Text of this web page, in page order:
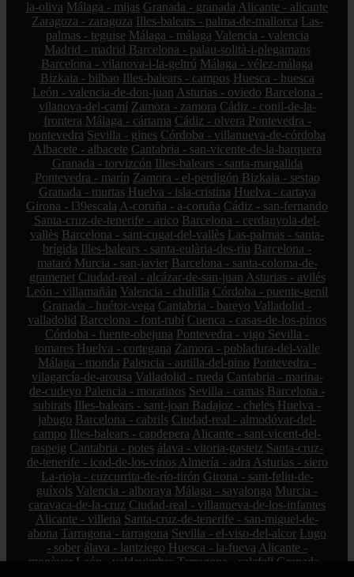
la-oliva Málaga - mijas Granada - granada Alicante - alicante
Zaragoza - zaragoza Illes-balears - palma-de-mallorca Las-
palmas - teguise Málaga - málaga Valencia - valencia
Madrid - madrid Barcelona - palau-solità-i-plegamans
Barcelona - vilanova-i-la-geltrú Málaga - vélez-málaga
Bizkaia - bilbao Illes-balears - campos Huesca - huesca
León - valencia-de-don-juan Asturias - oviedo Barcelona -
vilanova-del-camí Zamora - zamora Cádiz - conil-de-la-
frontera Málaga - cártama Cádiz - olvera Pontevedra -
pontevedra Sevilla - gines Córdoba - villanueva-de-córdoba
Albacete - albacete Cantabria - san-vicente-de-la-barquera
Granada - torvizcón Illes-balears - santa-margalida
Pontevedra - marín Zamora - el-perdigón Bizkaia - sestao
Granada - murtas Huelva - isla-cristina Huelva - cartaya
Girona - l39escala A-coruña - a-coruña Cádiz - san-fernando
Santa-cruz-de-tenerife - arico Barcelona - cerdanyola-del-
vallès Barcelona - sant-cugat-del-vallès Las-palmas - santa-
brígida Illes-balears - santa-eulària-des-riu Barcelona -
mataró Murcia - san-javier Barcelona - santa-coloma-de-
gramenet Ciudad-real - alcázar-de-san-juan Asturias - avilés
León - villamañán Valencia - chulilla Córdoba - puente-genil
Granada - huétor-vega Cantabria - bareyo Valladolid -
valladolid Barcelona - font-rubí Cuenca - casas-de-los-pinos
Córdoba - fuente-obejuna Pontevedra - vigo Sevilla -
tomares Huelva - cortegana Zamora - pobladura-del-valle
Málaga - monda Palencia - autilla-del-pino Pontevedra -
vilagarcía-de-arousa Valladolid - rueda Cantabria - marina-
de-cudeyo Palencia - moratinos Sevilla - camas Barcelona -
subirats Illes-balears - sant-joan Badajoz - cheles Huelva -
jabugo Barcelona - cabrils Ciudad-real - almodóvar-del-
campo Illes-balears - capdepera Alicante - sant-vicent-del-
raspeig Cantabria - potes álava - vitoria-gasteiz Santa-cruz-
de-tenerife - icod-de-los-vinos Almería - adra Asturias - siero
La-rioja - cuzcurrita-de-río-tirón Girona - sant-feliu-de-
guíxols Valencia - alboraya Málaga - sayalonga Murcia -
caravaca-de-la-cruz Ciudad-real - villanueva-de-los-infantes
Alicante - villena Santa-cruz-de-tenerife - san-miguel-de-
abona Tarragona - tarragona Sevilla - el-viso-del-alcor Lugo
- sober álava - lantziego Huesca - la-fueva Alicante -
monòver León - valdevimbre Tarragona - calafell Granada -